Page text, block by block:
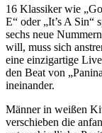
16 Klassiker wie
E“ oder „It’s A Sin“
sechs neue
will, muss sich
eine einzigartige
den Beat von
ineinander.
Männer in weißen
verschieben die